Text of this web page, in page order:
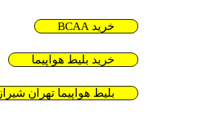
خرید BCAA
خرید بلیط هواپیما
بلیط هواپیما تهران شیراز